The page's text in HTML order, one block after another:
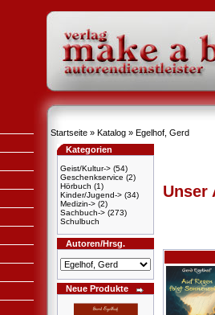
Startseite » Katalog » Egelhof, Gerd
Kategorien
Geist/Kultur-> (54)
Geschenkservice (2)
Hörbuch (1)
Kinder/Jugend-> (34)
Medizin-> (2)
Sachbuch-> (273)
Schulbuch
Autoren/Hrsg.
Neue Produkte
Unser